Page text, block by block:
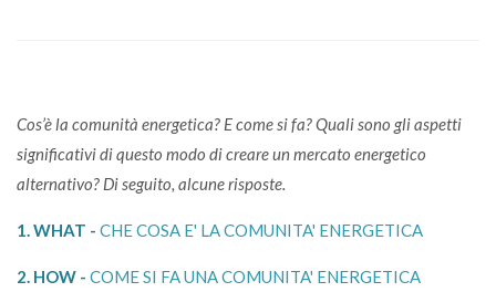
Cos’è la comunità energetica? E come si fa? Quali sono gli aspetti
significativi di questo modo di creare un mercato energetico
alternativo? Di seguito, alcune risposte.
1. WHAT - CHE COSA E' LA COMUNITA' ENERGETICA
2. HOW - COME SI FA UNA COMUNITA' ENERGETICA